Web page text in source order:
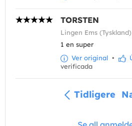
TORSTEN
Lingen Ems
1 en super
Ver original •
verificada
Tidligere